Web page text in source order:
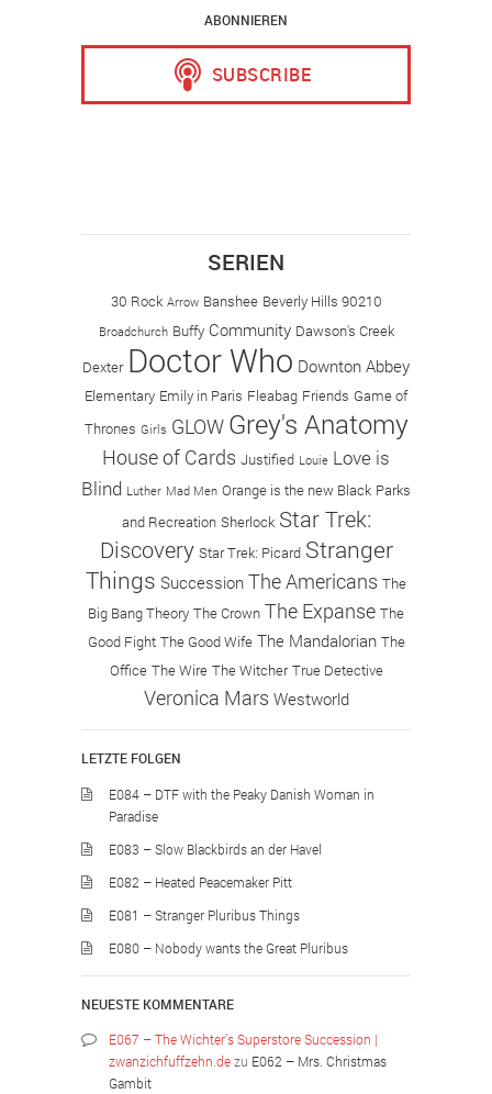
ABONNIEREN
SERIEN
30 Rock Arrow Banshee Beverly Hills 90210
Broadchurch Buffy Community Dawson's Creek
Dexter Doctor Who Downton Abbey
Elementary Emily in Paris Fleabag Friends Game of
Thrones Girls GLOW Grey's Anatomy
House of Cards Justified Louie Love is
Blind Luther Mad Men Orange is the new Black Parks
and Recreation Sherlock Star Trek:
Discovery Star Trek: Picard Stranger
Things Succession The Americans The
Big Bang Theory The Crown The Expanse The
Good Fight The Good Wife The Mandalorian The
Office The Wire The Witcher True Detective
Veronica Mars Westworld
LETZTE FOLGEN
E084 – DTF with the Peaky Danish Woman in
Paradise
E083 – Slow Blackbirds an der Havel
E082 – Heated Peacemaker Pitt
E081 – Stranger Pluribus Things
E080 – Nobody wants the Great Pluribus
NEUESTE KOMMENTARE
E067 – The Wichter’s Superstore Succession |
zwanzichfuffzehn.dezu E062 – Mrs. Christmas
Gambit